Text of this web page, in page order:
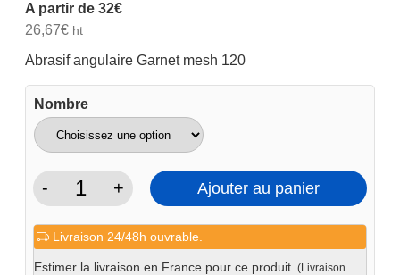
A partir de 32€
26,67€ht
Abrasif angulaire Garnet mesh 120
Nombre
-
quantité
Abrasif
sablage
+ Ajouter au panier
Livraison 24/48h ouvrable.
Estimer la livraison en France pour ce produit. (Livraison